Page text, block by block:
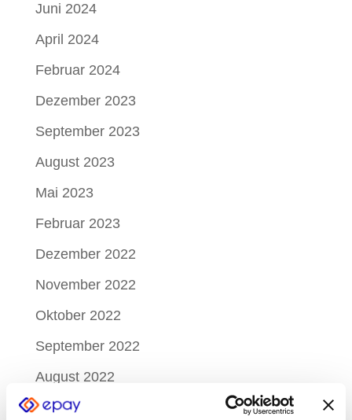
Juni 2024
April 2024
Februar 2024
Dezember 2023
September 2023
August 2023
Mai 2023
Februar 2023
Dezember 2022
November 2022
Oktober 2022
September 2022
August 2022
Juli 2022